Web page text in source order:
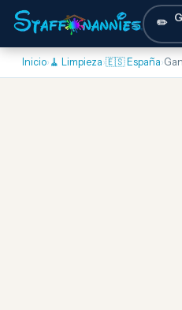
✏️
Inicio› 🧹 Limpieza›🇪🇸 España›